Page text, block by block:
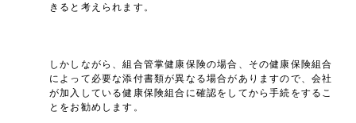
きると考えられます。
しかしながら、組合管掌健康保険の場合、その健康保険組合
によって必要な添付書類が異なる場合がありますので、会社
が加入している健康保険組合に確認をしてから手続をするこ
とをお勧めします。